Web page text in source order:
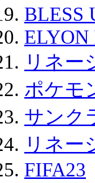
BLESS
ELYON
リネー
ポケモ
サンク
リネー
FIFA23